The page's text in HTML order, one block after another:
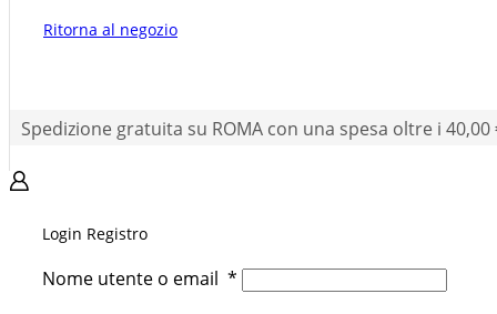
Ritorna al negozio
Spedizione gratuita su ROMA con una spesa oltre i 40,00
Login Registro
Nome utente o email *